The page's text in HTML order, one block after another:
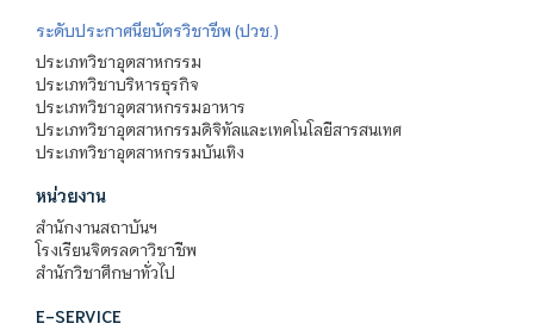
ระดับประกาศนียบัตรวิชาชีพ (ปวช.)
ประเภทวิชาอุตสาหกรรม
ประเภทวิชาบริหารธุรกิจ
ประเภทวิชาอุตสาหกรรมอาหาร
ประเภทวิชาอุตสาหกรรมดิจิทัลและเทคโนโลยีสารสนเทศ
ประเภทวิชาอุตสาหกรรมบันเทิง
หน่วยงาน
สำนักงานสถาบันฯ
โรงเรียนจิตรลดาวิชาชีพ
สำนักวิชาศึกษาทั่วไป
E-SERVICE